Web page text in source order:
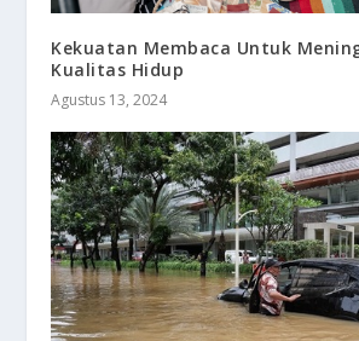
Kekuatan Membaca Untuk
Kualitas Hidup
Agustus 13, 2024